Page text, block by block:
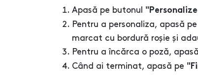
Apasă pe butonul
Pentru a personaliza, apasă
marcat cu bordură roșie și
Pentru a încărca o poză,
Când ai terminat, apasă pe